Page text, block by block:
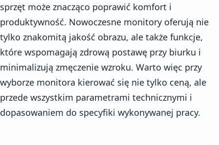
sprzęt może znacząco poprawić komfort i
produktywność. Nowoczesne monitory oferują nie
tylko znakomitą jakość obrazu, ale także funkcje,
które wspomagają zdrową postawę przy biurku i
minimalizują zmęczenie wzroku. Warto więc przy
wyborze monitora kierować się nie tylko ceną, ale
przede wszystkim parametrami technicznymi i
dopasowaniem do specyfiki wykonywanej pracy.